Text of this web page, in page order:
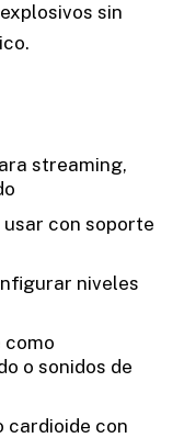
sin
streaming,
con soporte
niveles
como
o sonidos de
cardioide con